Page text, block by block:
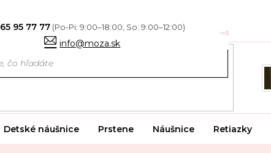
65 95 77 77
info@moza.sk
Detské náušnice Prstene Náušnice Retiazky